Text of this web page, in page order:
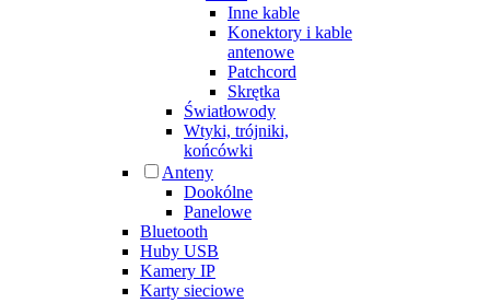
Inne kable
Konektory i kable
antenowe
Patchcord
Skrętka
Światłowody
Wtyki, trójniki,
końcówki
Anteny
Dookólne
Panelowe
Bluetooth
Huby USB
Kamery IP
Karty sieciowe